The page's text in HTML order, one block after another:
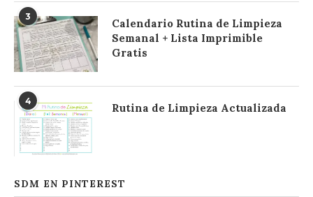
3
Calendario Rutina de Limpieza
Semanal + Lista Imprimible
Gratis
4
Rutina de Limpieza Actualizada
SDM EN PINTEREST